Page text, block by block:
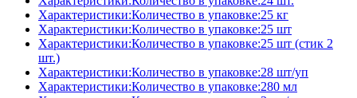
Характеристики:Количество в упаковке:25 кг
Характеристики:Количество в упаковке:25 шт
Характеристики:Количество в упаковке:25 шт (стик 2
шт.)
Характеристики:Количество в упаковке:28 шт/уп
Характеристики:Количество в упаковке:280 мл